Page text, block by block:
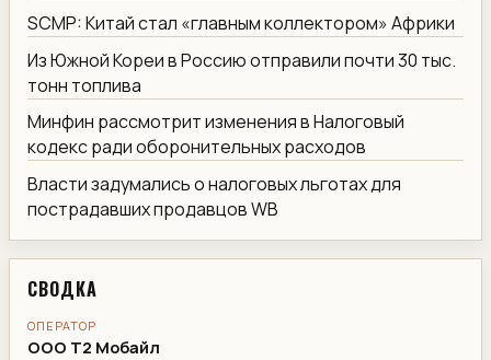
SCMP: Китай стал «главным коллектором» Африки
Из Южной Кореи в Россию отправили почти 30 тыс.
тонн топлива
Минфин рассмотрит изменения в Налоговый
кодекс ради оборонительных расходов
Власти задумались о налоговых льготах для
пострадавших продавцов WB
СВОДКА
ОПЕРАТОР
ООО Т2 Мобайл